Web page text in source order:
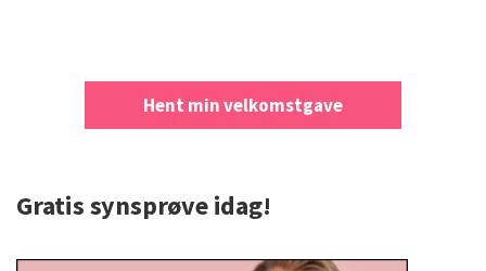
Hent min velkomstgave
Gratis synsprøve idag!